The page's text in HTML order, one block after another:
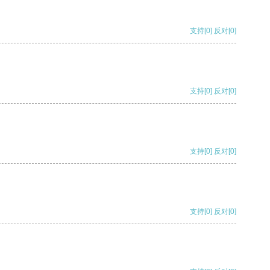
支持[0] 反对[0]
支持[0] 反对[0]
支持[0] 反对[0]
支持[0] 反对[0]